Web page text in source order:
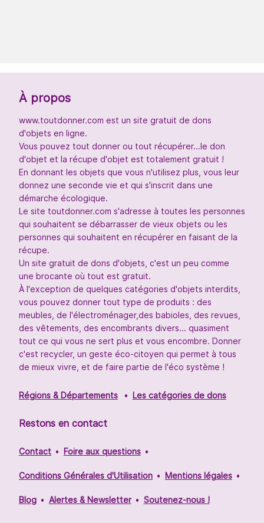
À propos
www.toutdonner.com est un site gratuit de dons
d'objets en ligne.
Vous pouvez tout donner ou tout récupérer...le don
d'objet et la récupe d'objet est totalement gratuit !
En donnant les objets que vous n'utilisez plus, vous leur
donnez une seconde vie et qui s'inscrit dans une
démarche écologique.
Le site toutdonner.com s'adresse à toutes les personnes
qui souhaitent se débarrasser de vieux objets ou les
personnes qui souhaitent en récupérer en faisant de la
récupe.
Un site gratuit de dons d'objets, c'est un peu comme
une brocante où tout est gratuit.
À l'exception de quelques catégories d'objets interdits,
vous pouvez donner tout type de produits : des
meubles, de l'électroménager,des babioles, des revues,
des vêtements, des encombrants divers... quasiment
tout ce qui vous ne sert plus et vous encombre. Donner
c'est recycler, un geste éco-citoyen qui permet à tous
de mieux vivre, et de faire partie de l'éco système !
Régions & Départements Les catégories de dons
Restons en contact
Contact Foire aux questions
Conditions Générales d'Utilisation Mentions légales
Blog Alertes & Newsletter Soutenez-nous !